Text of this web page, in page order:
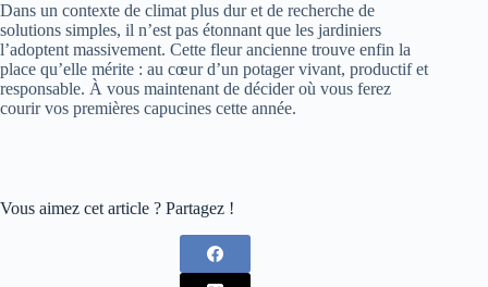
Dans un contexte de climat plus dur et de recherche de
solutions simples, il n’est pas étonnant que les jardiniers
l’adoptent massivement. Cette fleur ancienne trouve enfin la
place qu’elle mérite : au cœur d’un potager vivant, productif et
responsable. À vous maintenant de décider où vous ferez
courir vos premières capucines cette année.
Vous aimez cet article ? Partagez !